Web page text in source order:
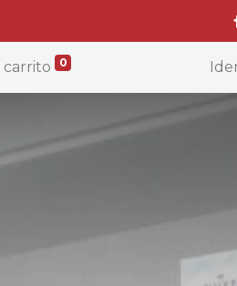
carrito 0